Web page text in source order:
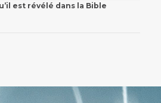
est révélé dans la Bible